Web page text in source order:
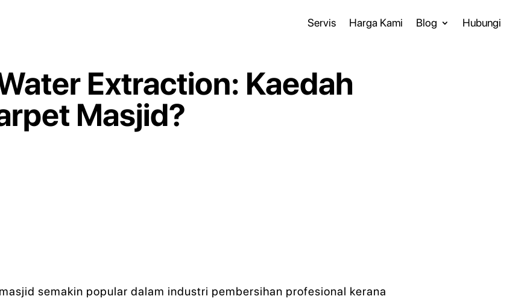
Servis Harga Kami Blog Hubungi
Extraction: Kaedah
Masjid?
semakin popular dalam industri pembersihan profesional kerana